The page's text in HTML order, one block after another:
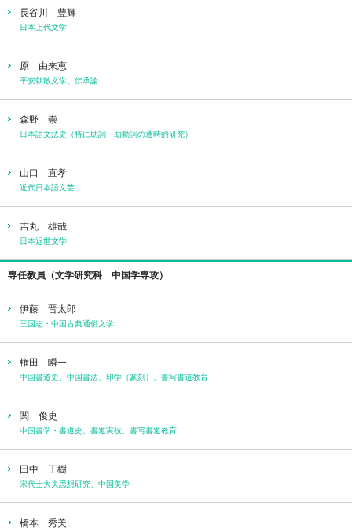
長谷川 豊輝
日本上代文学
原 由来恵
平安朝散文学、伝承論
森野 崇
日本語文法史（特に助詞・助動詞の通時的研究）
山口 直孝
近代日本語文芸
吉丸 雄哉
日本近世文学
専任教員（文学研究科 中国学専攻）
伊藤 晋太郎
三国志・中国古典通俗文学
権田 瞬一
中国書道史、中国書法、印学（篆刻）、書写書道教育
関 俊史
中国書学・書道史、書道実技、書写書道教育
田中 正樹
宋代士大夫思想研究、中国美学
橋本 秀美